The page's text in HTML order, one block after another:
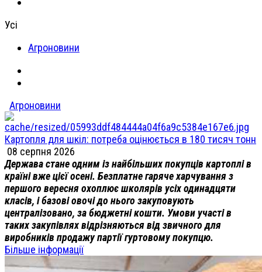
Усі
Агроновини
Агроновини
Картопля для шкіл: потреба оцінюється в 180 тисяч тонн
08 серпня 2026
Держава стане одним із найбільших покупців картоплі в
країні вже цієї осені. Безплатне гаряче харчування з
першого вересня охоплює школярів усіх одинадцяти
класів, і базові овочі до нього закуповують
централізовано, за бюджетні кошти. Умови участі в
таких закупівлях відрізняються від звичного для
виробників продажу партії гуртовому покупцю.
Більше інформації